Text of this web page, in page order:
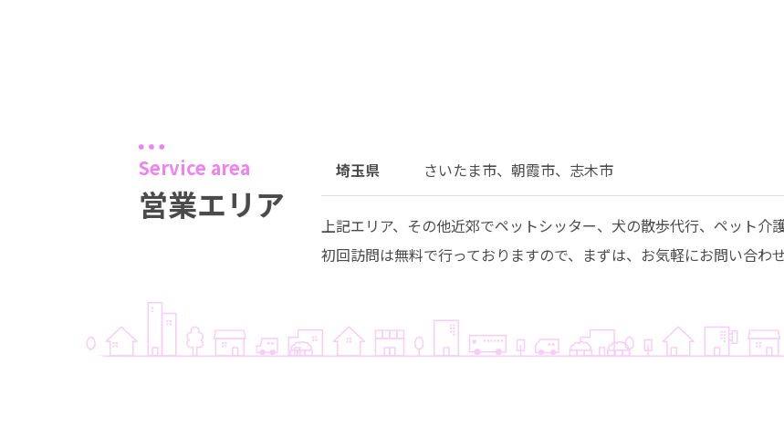
Service area
営業エリア
埼玉県 さいたま市、朝霞市、志木市
上記エリア、その他近郊でペットシッター、犬の散歩代行、ペット介
初回訪問は無料で行っておりますので、まずは、お気軽にお問い合わせ